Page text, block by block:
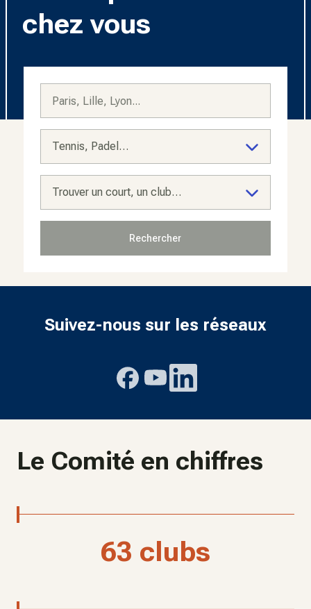
chez vous
Tennis, Padel…
Trouver un court, un club…
Rechercher
Suivez-nous sur les réseaux
Le Comité en chiffres
63 clubs